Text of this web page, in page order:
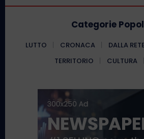
Categorie
LUTTO CRONACA DALLA RETE
TERRITORIO
CULTURA